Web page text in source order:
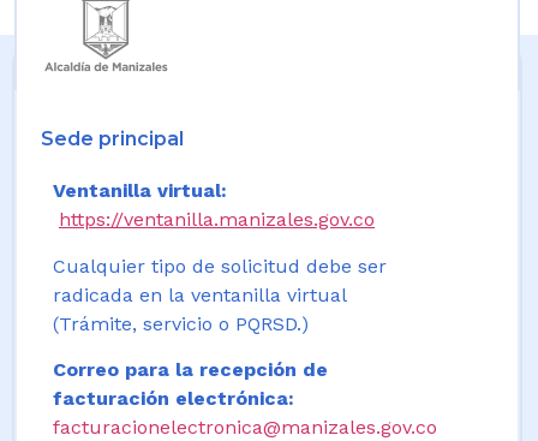
Sede principal
Ventanilla virtual:
https://ventanilla.manizales.gov.co
Cualquier tipo de solicitud debe ser
radicada en la ventanilla virtual
(Trámite, servicio o PQRSD.)
Correo para la recepción de
facturación electrónica:
facturacionelectronica@manizales.gov.co